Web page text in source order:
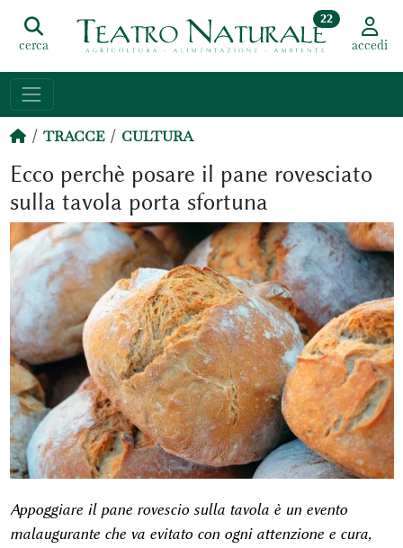
cerca
22
accedi
TRACCE CULTURA
Ecco perchè posare il pane rovesciato
sulla tavola porta sfortuna
Appoggiare il pane rovescio sulla tavola è un evento
malaugurante che va evitato con ogni attenzione e cura,